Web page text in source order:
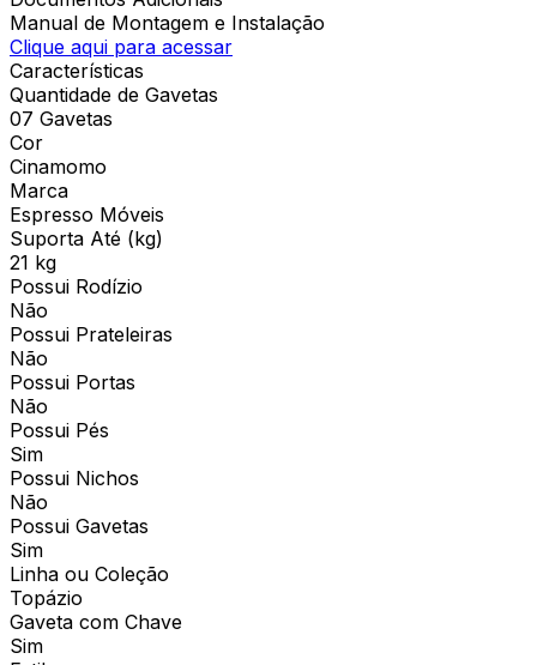
Manual de Montagem e Instalação
Clique aqui para acessar
Características
Quantidade de Gavetas
07 Gavetas
Cor
Cinamomo
Marca
Espresso Móveis
Suporta Até (kg)
21 kg
Possui Rodízio
Não
Possui Prateleiras
Não
Possui Portas
Não
Possui Pés
Sim
Possui Nichos
Não
Possui Gavetas
Sim
Linha ou Coleção
Topázio
Gaveta com Chave
Sim